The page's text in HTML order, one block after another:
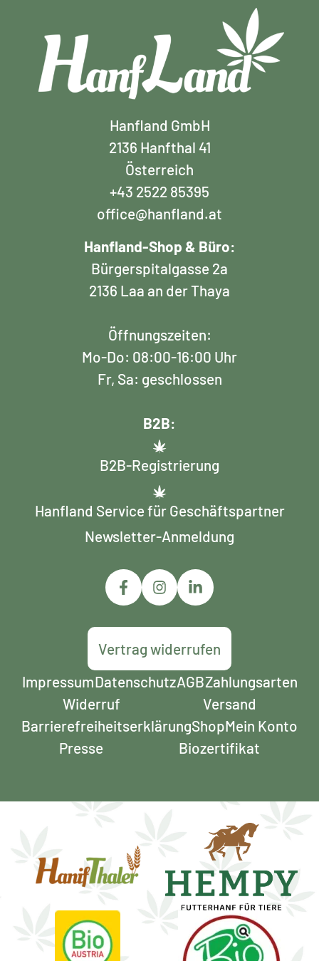
Hanfland GmbH
2136 Hanfthal 41
Österreich
+43 2522 85395
office@hanfland.at
Hanfland-Shop & Büro:
Bürgerspitalgasse 2a
2136 Laa an der Thaya
Öffnungszeiten:
Mo-Do: 08:00-16:00 Uhr
Fr, Sa: geschlossen
B2B:
B2B-Registrierung
Hanfland Service für Geschäftspartner
Newsletter-Anmeldung
Vertrag widerrufen
ImpressumDatenschutzAGBZahlungsarten
Widerruf
Versand
Barrierefreiheits­erklärungShopMein Konto
Presse
Biozertifikat